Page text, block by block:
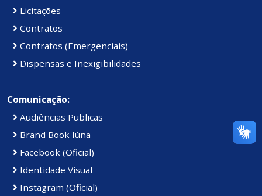
Licitações
Contratos
Contratos (Emergenciais)
Dispensas e Inexigibilidades
Comunicação:
Audiências Publicas
Brand Book Iúna
Facebook (Oficial)
Identidade Visual
Instagram (Oficial)